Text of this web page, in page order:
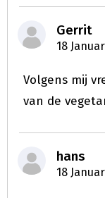
Gerrit
18
Volgens mij
van de
hans
18